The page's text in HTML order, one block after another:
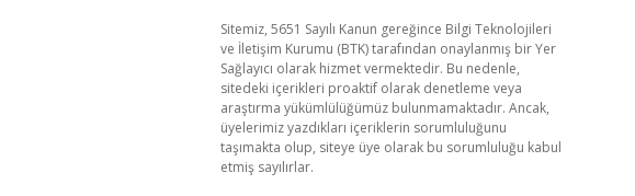
Sitemiz, 5651 Sayılı Kanun gereğince Bilgi Teknolojileri
ve İletişim Kurumu (BTK) tarafından onaylanmış bir Yer
Sağlayıcı olarak hizmet vermektedir. Bu nedenle,
sitedeki içerikleri proaktif olarak denetleme veya
araştırma yükümlülüğümüz bulunmamaktadır. Ancak,
üyelerimiz yazdıkları içeriklerin sorumluluğunu
taşımakta olup, siteye üye olarak bu sorumluluğu kabul
etmiş sayılırlar.